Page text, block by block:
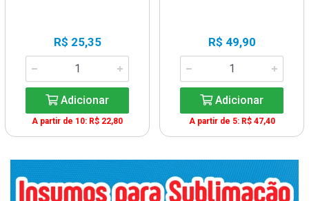
R$ 25,35
Adicionar
A partir de 10: R$ 22,80
R$ 49,90
Adicionar
A partir de 5: R$ 47,40